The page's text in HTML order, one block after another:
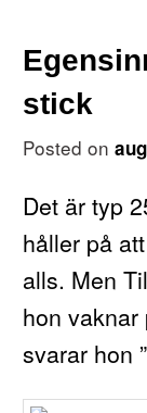
stick
Posted on
Det är typ
håller på
alls. Men
hon
svarar hon